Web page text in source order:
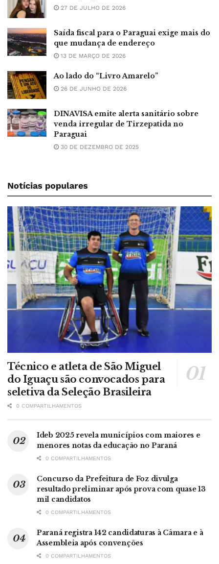
27 DE JULHO DE 2026
Saída fiscal para o Paraguai exige mais do
que mudança de endereço
13 DE MARÇO DE 2026
Ao lado do “Livro Amarelo”
26 DE JUNHO DE 2026
DINAVISA emite alerta sanitário sobre
venda irregular de Tirzepatida no
Paraguai
30 DE DEZEMBRO DE 2025
Notícias populares
Técnico e atleta de São Miguel
do Iguaçu são convocados para
seletiva da Seleção Brasileira
0 COMPARTILHAMENTOS
Ideb 2025 revela municípios com maiores e
menores notas da educação no Paraná
0 COMPARTILHAMENTOS
Concurso da Prefeitura de Foz divulga
resultado preliminar após prova com quase 13
mil candidatos
0 COMPARTILHAMENTOS
Paraná registra 142 candidaturas à Câmara e à
Assembleia após convenções
0 COMPARTILHAMENTOS